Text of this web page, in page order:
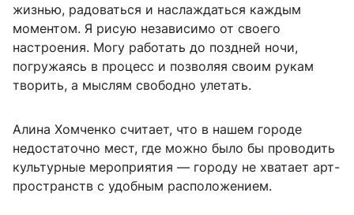
жизнью, радоваться и наслаждаться каждым
моментом. Я рисую независимо от своего
настроения. Могу работать до поздней ночи,
погружаясь в процесс и позволяя своим рукам
творить, а мыслям свободно улетать.
Алина Хомченко считает, что в нашем городе
недостаточно мест, где можно было бы проводить
культурные мероприятия — городу не хватает арт-
пространств с удобным расположением.